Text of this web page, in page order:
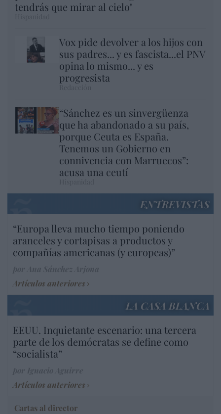
tendrás que mirar al cielo"
Vox pide devolver a los hijos con
sus padres... y es fascista...el PNV
opina lo mismo... y es
progresista
“Sánchez es un sinvergüenza
que ha abandonado a su país,
porque Ceuta es España.
Tenemos un Gobierno en
connivencia con Marruecos”:
acusa una ceutí
ENTREVISTAS
“Europa lleva mucho tiempo poniendo
aranceles y cortapisas a productos y
compañías americanas (y europeas)”
Artículos anteriores
LA CASA BLANCA
EEUU. Inquietante escenario: una tercera
parte de los demócratas se define como
“socialista”
Artículos anteriores
Cartas al director